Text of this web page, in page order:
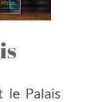
le Palais